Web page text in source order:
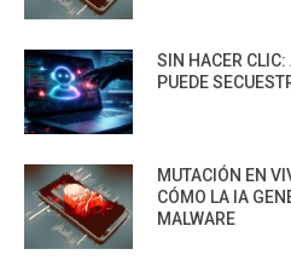
SIN HACER CLIC:
PUEDE
MUTACIÓN EN
CÓMO LA IA
MALWARE